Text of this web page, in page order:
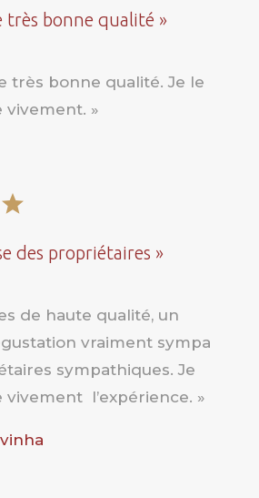
très bonne qualité »
très bonne qualité. Je le
vivement. »
des propriétaires »
de haute qualité, un
vraiment sympa
sympathiques. Je
l’expérience. »